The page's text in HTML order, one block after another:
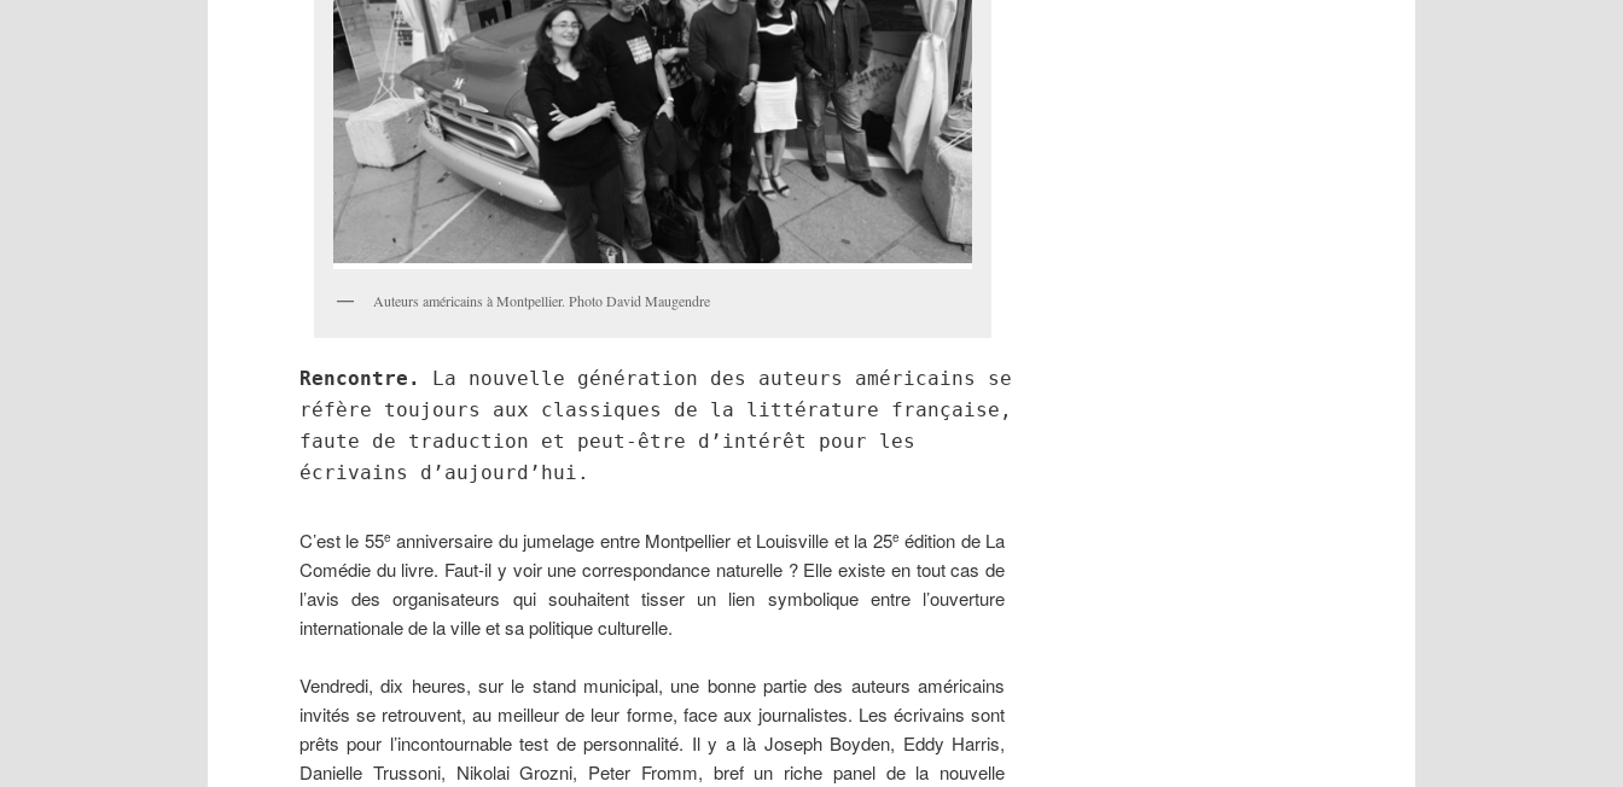
Auteurs américains à Montpellier. Photo David Maugendre
Rencontre. La nouvelle génération des auteurs américains se
réfère toujours aux classiques de la littérature française,
faute de traduction et peut-être d’intérêt pour les
écrivains d’aujourd’hui.
C’est le 55e anniversaire du jumelage entre Montpellier et Louisville et la 25e édition de La
Comédie du livre. Faut-il y voir une correspondance naturelle ? Elle existe en tout cas de
l’avis des organisateurs qui souhaitent tisser un lien symbolique entre l’ouverture
internationale de la ville et sa politique culturelle.
Vendredi, dix heures, sur le stand municipal, une bonne partie des auteurs américains
invités se retrouvent, au meilleur de leur forme, face aux journalistes. Les écrivains sont
prêts pour l’incontournable test de personnalité. Il y a là Joseph Boyden, Eddy Harris,
Danielle Trussoni, Nikolai Grozni, Peter Fromm, bref un riche panel de la nouvelle